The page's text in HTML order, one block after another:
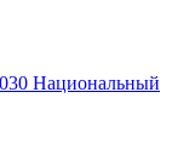
Национальный